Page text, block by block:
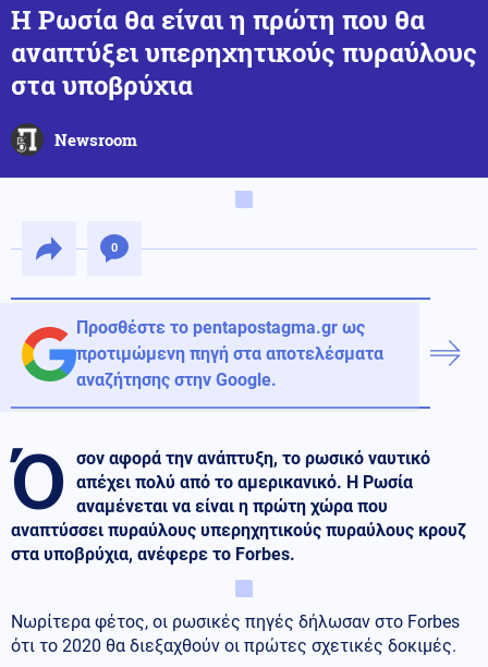
Η Ρωσία θα είναι η πρώτη που θα
αναπτύξει υπερηχητικούς πυραύλους
στα υποβρύχια
Newsroom
0
Προσθέστε το pentapostagma.gr ως
προτιμώμενη πηγή στα αποτελέσματα
αναζήτησης στην Google.
Ό
σον αφορά την ανάπτυξη, το ρωσικό ναυτικό
απέχει πολύ από το αμερικανικό. Η Ρωσία
αναμένεται να είναι η πρώτη χώρα που
αναπτύσσει πυραύλους υπερηχητικούς πυραύλους κρουζ
στα υποβρύχια, ανέφερε το Forbes.
Νωρίτερα φέτος, οι ρωσικές πηγές δήλωσαν στο Forbes
ότι το 2020 θα διεξαχθούν οι πρώτες σχετικές δοκιμές.